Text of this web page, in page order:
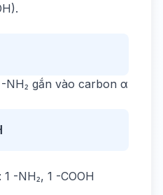
NH₂ gắn vào carbon α
-NH₂, 1 -COOH